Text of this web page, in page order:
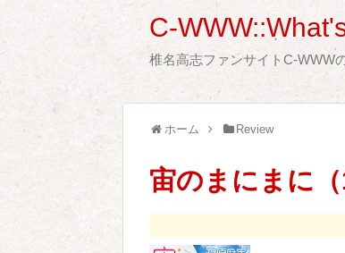
C-
椎名高志ファンサイトC-WWW
ホーム Review
宙のまにまに